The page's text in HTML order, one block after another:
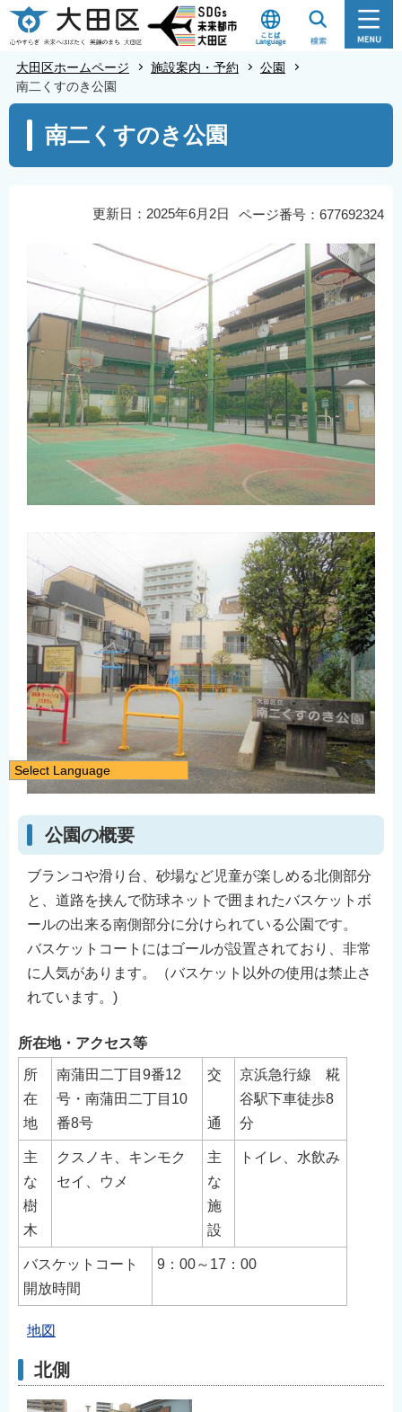
こ
の
ジ
大田区ホームページ 施設案内・予約
公園
南二くすのき公園
こ
南二くすのき公園
ページ番号：677692324
更新日：2025年6月2日
公園の概要
ブランコや滑り台、砂場など児童が楽しめる北側部分
と、道路を挟んで防球ネットで囲まれたバスケットボ
ールの出来る南側部分に分けられている公園です。
バスケットコートにはゴールが設置されており、非常
に人気があります。（バスケット以外の使用は禁止さ
れています。)
所在地・アクセス等
所
在
地
南蒲田二丁目9番12
号・南蒲田二丁目10
番8号
交
通
京浜急行線 糀
谷駅下車徒歩8
分
主
な
樹
木
クスノキ、キンモク
セイ、ウメ
主
な
施
設
トイレ、水飲み
バスケットコート
開放時間
9：00～17：00
地図
北側
Select Language
日本語
English
简体中文
繁體中文
한국어
नेपाली